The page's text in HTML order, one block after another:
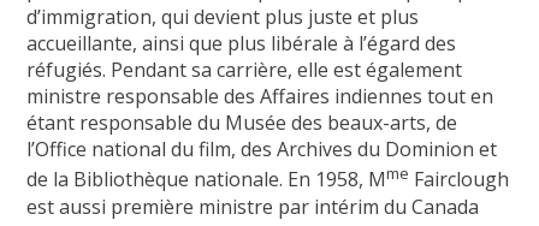
d’immigration, qui devient plus juste et plus
accueillante, ainsi que plus libérale à l’égard des
réfugiés. Pendant sa carrière, elle est également
ministre responsable des Affaires indiennes tout en
étant responsable du Musée des beaux-arts, de
l’Office national du film, des Archives du Dominion et
de la Bibliothèque nationale. En 1958, Mme Fairclough
est aussi première ministre par intérim du Canada